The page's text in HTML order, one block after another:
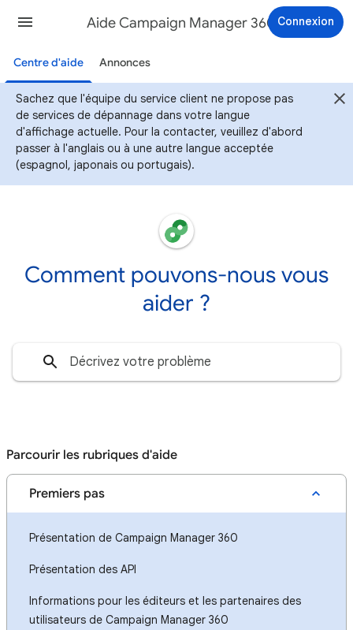
Aide Campaign Manager 360 Connexion
Centre d'aide Annonces
Sachez que l'équipe du service client ne propose pas
de services de dépannage dans votre langue
d'affichage actuelle. Pour la contacter, veuillez d'abord
passer à l'anglais ou à une autre langue acceptée
(espagnol, japonais ou portugais).
Comment pouvons-nous vous
aider ?
Parcourir les rubriques d'aide
Premiers pas
Présentation de Campaign Manager 360
Présentation des API
Informations pour les éditeurs et les partenaires des
utilisateurs de Campaign Manager 360